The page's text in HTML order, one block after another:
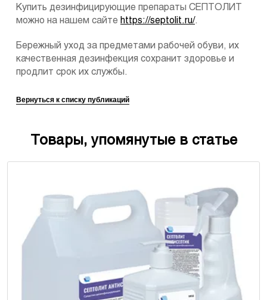
Купить дезинфицирующие препараты СЕПТОЛИТ
можно на нашем сайте https://septolit.ru/.
Бережный уход за предметами рабочей обуви, их
качественная дезинфекция сохранит здоровье и
продлит срок их службы.
Вернуться к списку публикаций
Товары, упомянутые в статье